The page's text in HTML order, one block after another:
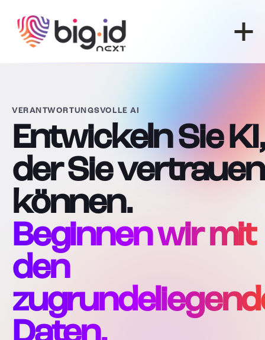
VERANTWORTUNGSVOLLE AI
Entwickeln Sie KI,
der Sie vertrauen
können.
Beginnen wir mit
den